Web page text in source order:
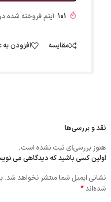
101 آیتم فروخته شده در 2 روز
مقایسه افزودن به
نقد و بررسی‌ها
هنوز بررسی‌ای ثبت نشده است.
اولین کسی باشید که دیدگاهی می
نشانی ایمیل شما منتشر نخواهد شد.
شده‌اند*